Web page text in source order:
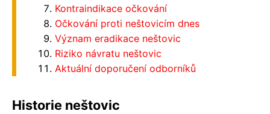
Kontraindikace očkování
Očkování proti neštovicím dnes
Význam eradikace neštovic
Riziko návratu neštovic
Aktuální doporučení odborníků
Historie neštovic